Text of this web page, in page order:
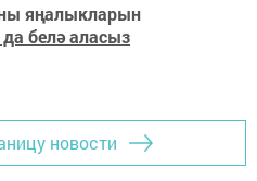
яңалыкларын
да белә аласыз
новости